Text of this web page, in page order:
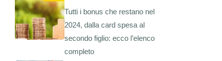
Tutti i bonus che restano nel
2024, dalla card spesa al
secondo figlio: ecco l’elenco
completo